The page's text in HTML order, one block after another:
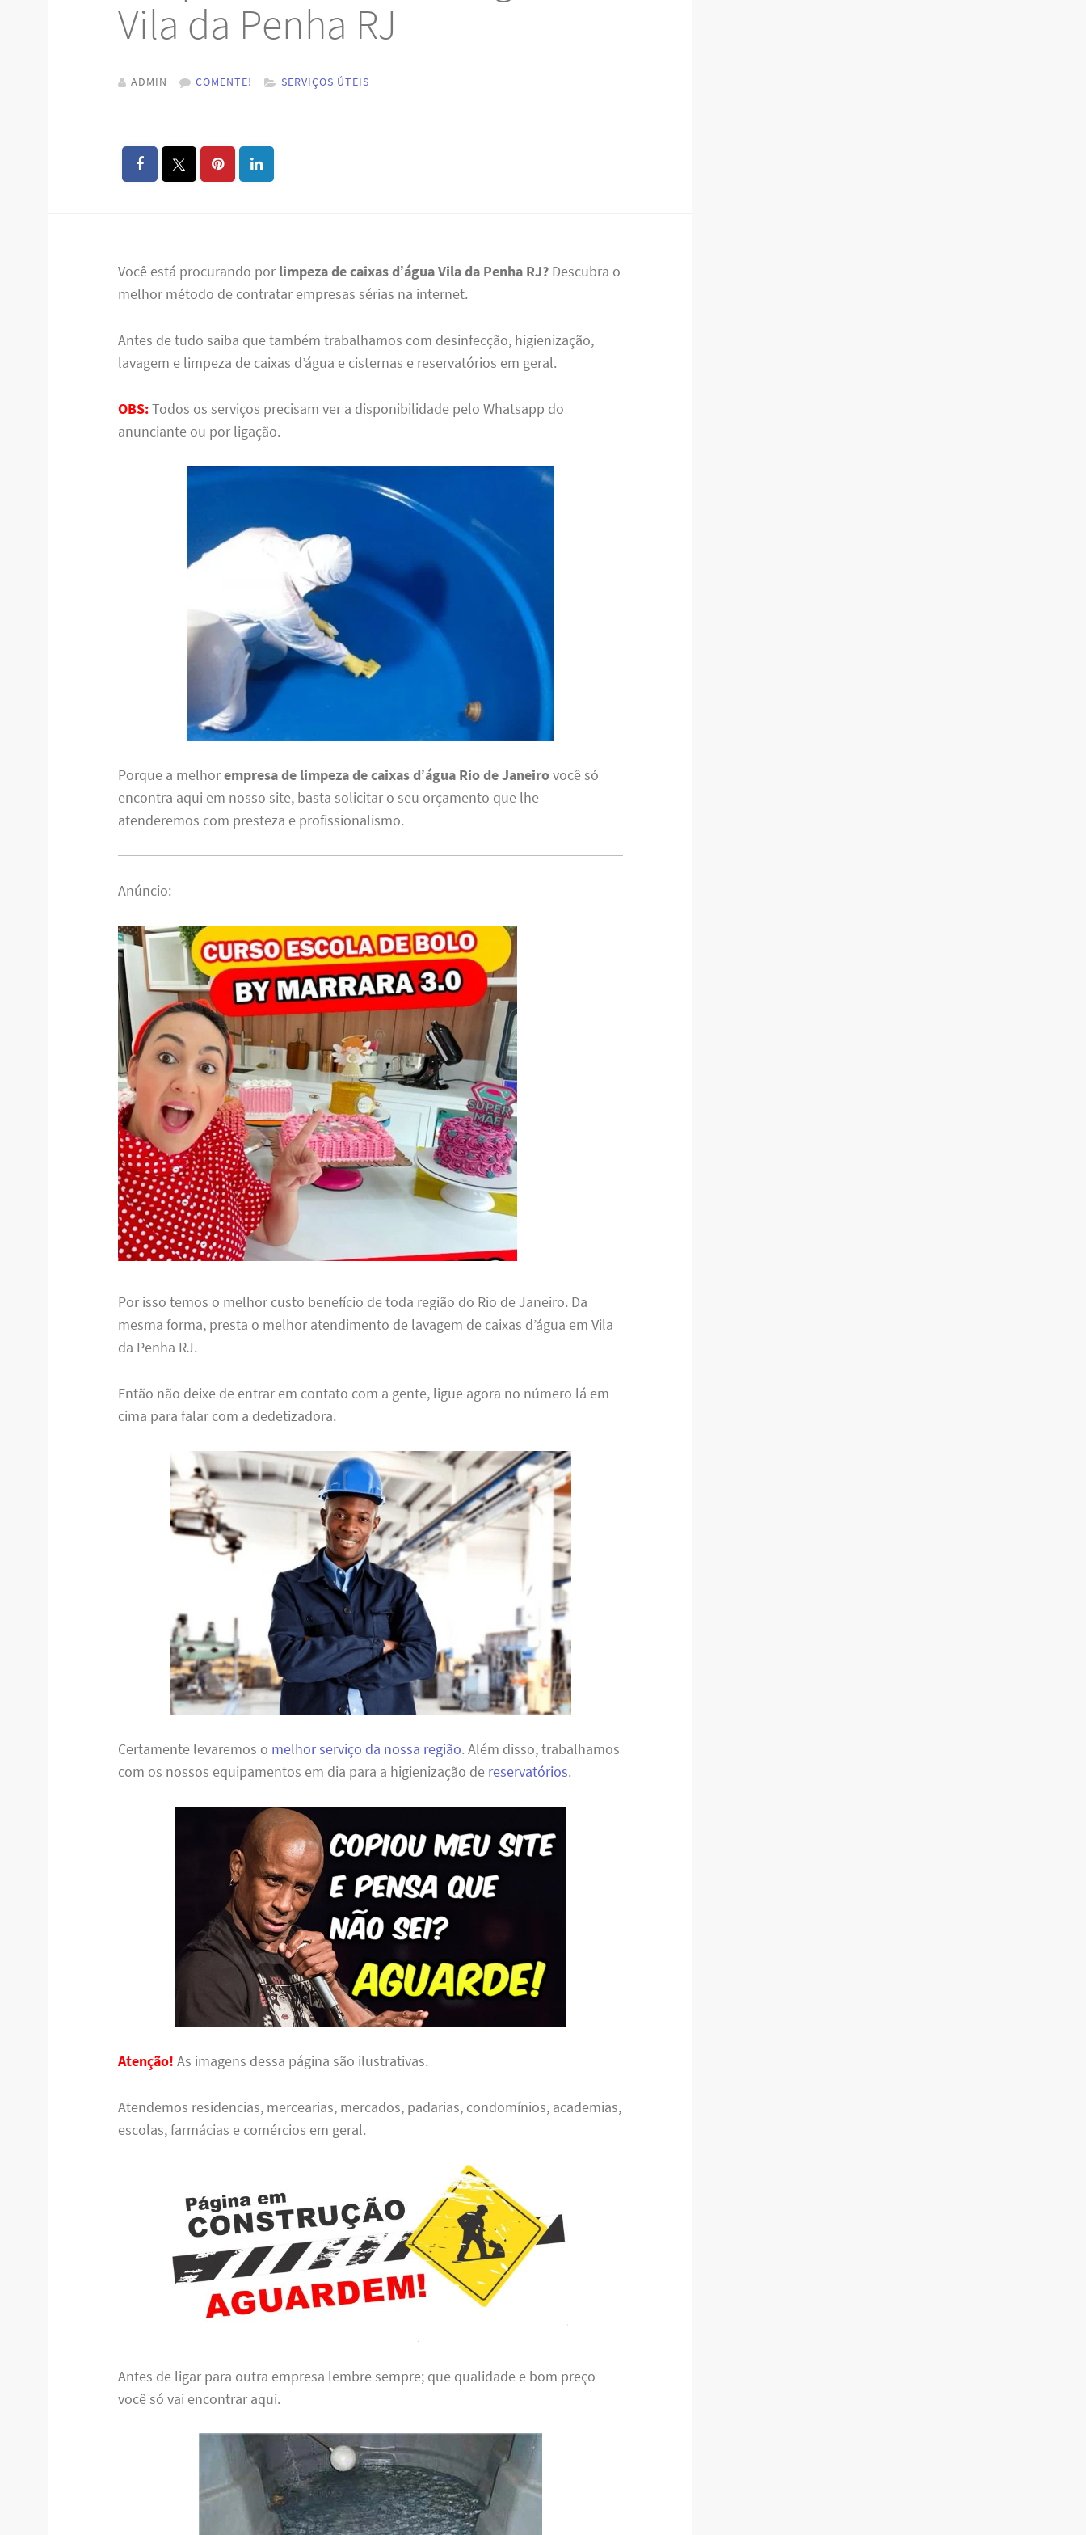
Vila da Penha RJ
ADMIN COMENTE! SERVIÇOS ÚTEIS
Você está procurando por limpeza de caixas d’água Vila da Penha RJ? Descubra o
melhor método de contratar empresas sérias na internet.
Antes de tudo saiba que também trabalhamos com desinfecção, higienização,
lavagem e limpeza de caixas d’água e cisternas e reservatórios em geral.
OBS:Todos os serviços precisam ver a disponibilidade pelo Whatsapp do
anunciante ou por ligação.
Porque a melhorempresa de limpeza de caixas d’água Rio de Janeirovocê só
encontra aqui em nosso site, basta solicitar o seu orçamento que lhe
atenderemos com presteza e profissionalismo.
Anúncio:
Por isso temos o melhor custo benefício de toda região do Rio de Janeiro. Da
mesma forma, presta o melhor atendimento de lavagem de caixas d’água em Vila
da Penha RJ.
Então não deixe de entrar em contato com a gente, ligue agora no número lá em
cima para falar com a dedetizadora.
Certamente levaremos o melhor serviço da nossa região. Além disso, trabalhamos
com os nossos equipamentos em dia para a higienização de reservatórios.
Atenção! As imagens dessa página são ilustrativas.
Atendemos residencias, mercearias, mercados, padarias, condomínios, academias,
escolas, farmácias e comércios em geral.
Antes de ligar para outra empresa lembre sempre; que qualidade e bom preço
você só vai encontrar aqui.